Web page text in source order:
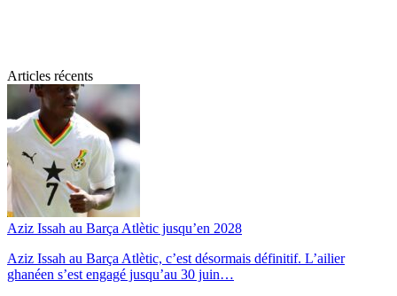
Articles récents
Aziz Issah au Barça Atlètic jusqu’en 2028
Aziz Issah au Barça Atlètic, c’est désormais définitif. L’ailier
ghanéen s’est engagé jusqu’au 30 juin…